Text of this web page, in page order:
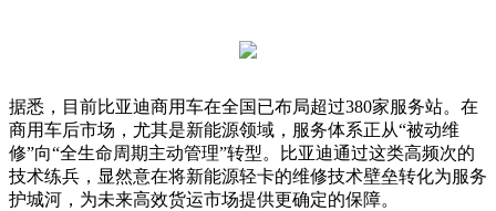
据悉，目前比亚迪商用车在全国已布局超过380家服务站。在
商用车后市场，尤其是新能源领域，服务体系正从“被动维
修”向“全生命周期主动管理”转型。比亚迪通过这类高频次的
技术练兵，显然意在将新能源轻卡的维修技术壁垒转化为服务
护城河，为未来高效货运市场提供更确定的保障。